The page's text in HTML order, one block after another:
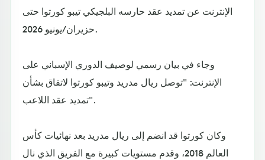
الإنترنت عن تمديد عقد حارسه البلجيكي تيبو كورتوا حتى
حزيران/يونيو 2026.
وجاء في بيان رسمي لوصيف الدوري الإسباني على
الإنترنت: "توصل ريال مدريد وتيبو كورتوا لاتفاق بشأن
تمديد عقد اللاعب".
وكان كورتوا قد انضم إلى ريال مدريد بعد نهائيات كأس
العالم 2018، وقدم مستويات كبيرة مع الفريق الذي نال